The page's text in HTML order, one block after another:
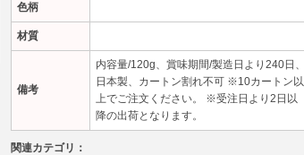
色柄
材質
備考
内容量/120g、賞味期間/製造日より240日、
日本製、カートン割れ不可 ※10カートン以
上でご注文ください。 ※受注日より2日以
降の出荷となります。
関連カテゴリ：